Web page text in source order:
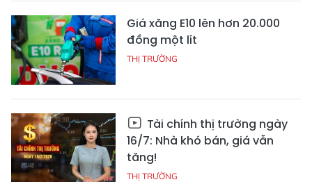
Giá xăng E10 lên hơn 20.000
đồng một lít
THỊ TRƯỜNG
Tài chính thị trường ngày
16/7: Nhà khó bán, giá vẫn
tăng!
THỊ TRƯỜNG